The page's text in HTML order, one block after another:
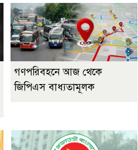
গণপরিবহনে আজ থেকে
জিপিএস বাধ্যতামূলক